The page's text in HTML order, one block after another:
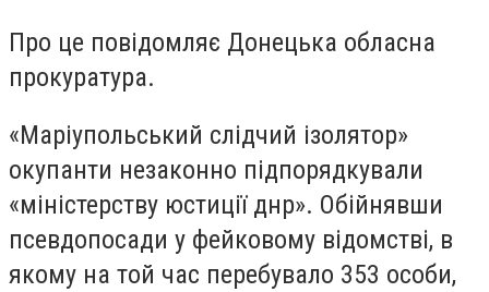
Про це повідомляє Донецька обласна
прокуратура.
«Маріупольський слідчий ізолятор»
окупанти незаконно підпорядкували
«міністерству юстиції днр». Обійнявши
псевдопосади у фейковому відомстві, в
якому на той час перебувало 353 особи,